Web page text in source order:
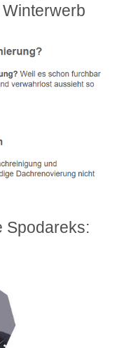
Spodareks: